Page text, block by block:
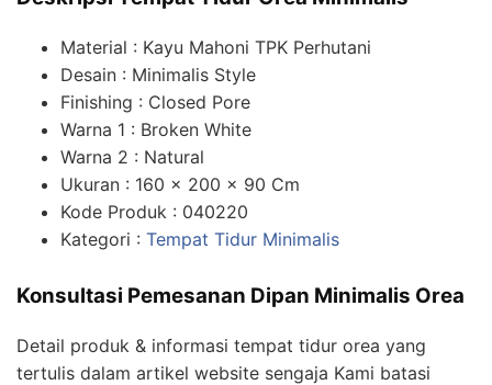
Material : Kayu Mahoni TPK Perhutani
Desain : Minimalis Style
Finishing : Closed Pore
Warna 1 : Broken White
Warna 2 : Natural
Ukuran : 160 x 200 x 90 Cm
Kode Produk : 040220
Kategori : Tempat Tidur Minimalis
Konsultasi Pemesanan Dipan Minimalis Orea
Detail produk & informasi tempat tidur orea yang
tertulis dalam artikel website sengaja Kami batasi